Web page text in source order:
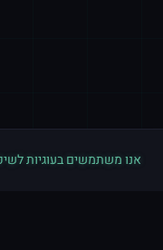
אנו משתמשים בעוגיות